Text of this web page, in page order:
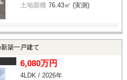
土地面積 76.43㎡ (実測)
築一戸建て
6,080万円
4LDK / 2026年